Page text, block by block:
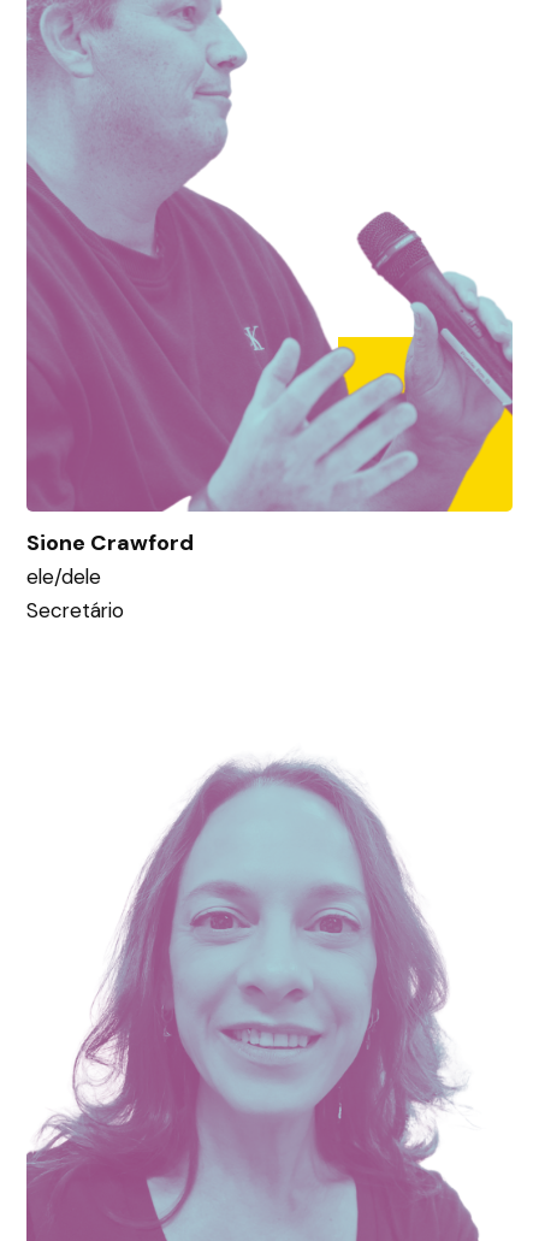
Sione Crawford
ele/dele
Secretário